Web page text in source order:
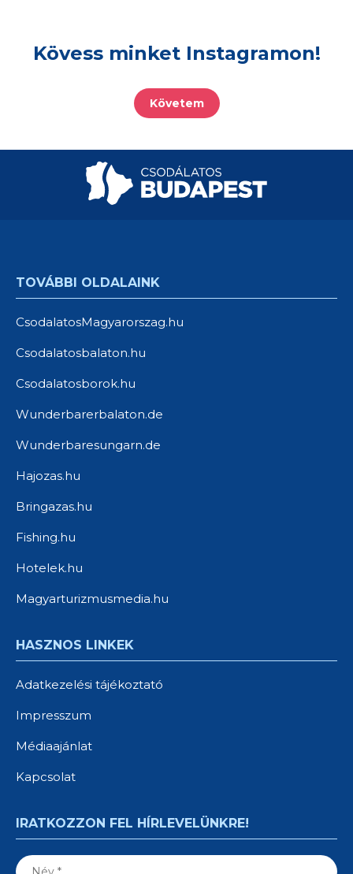
Kövess minket Instagramon!
Követem
TOVÁBBI OLDALAINK
CsodalatosMagyarorszag.hu
Csodalatosbalaton.hu
Csodalatosborok.hu
Wunderbarerbalaton.de
Wunderbaresungarn.de
Hajozas.hu
Bringazas.hu
Fishing.hu
Hotelek.hu
Magyarturizmusmedia.hu
HASZNOS LINKEK
Adatkezelési tájékoztató
Impresszum
Médiaajánlat
Kapcsolat
IRATKOZZON FEL HÍRLEVELÜNKRE!